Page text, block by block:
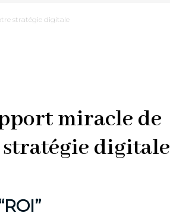
stratégie digitale
miracle de
digitale